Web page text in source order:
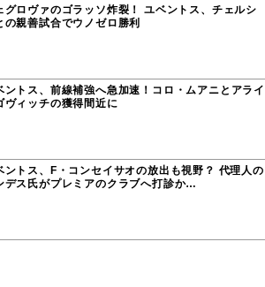
グロヴァのゴラッソ炸裂！ ユベントス、チェルシ
の親善試合でウノゼロ勝利
ントス、前線補強へ急加速！コロ・ムアニとアライ
ヴィッチの獲得間近に
ントス、F・コンセイサオの放出も視野？ 代理人の
デス氏がプレミアのクラブへ打診か…